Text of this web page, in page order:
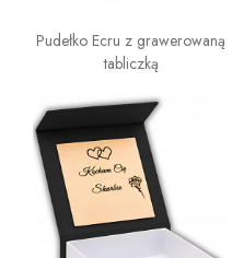
Pudełko Ecru z grawerowaną
tabliczką